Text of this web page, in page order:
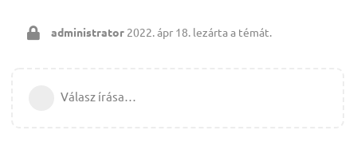
administrator 2022. ápr 18. lezárta a témát.
Válasz írása…